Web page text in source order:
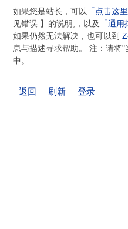
如果您是站长，可以 「点击这
见错误 】的说明,，以及
「通用
如果仍然无法解决，也可以到
息与描述寻求帮助。 注：请将
中。
返回 刷新 登录